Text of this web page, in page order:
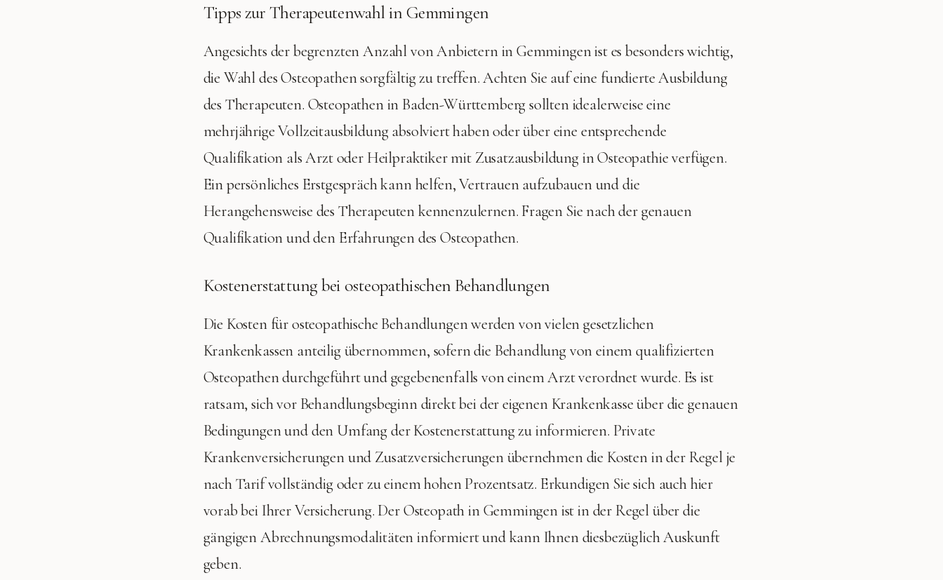
Tipps zur Therapeutenwahl in Gemmingen
Angesichts der begrenzten Anzahl von Anbietern in Gemmingen ist es besonders wichtig,
die Wahl des Osteopathen sorgfältig zu treffen. Achten Sie auf eine fundierte Ausbildung
des Therapeuten. Osteopathen in Baden-Württemberg sollten idealerweise eine
mehrjährige Vollzeitausbildung absolviert haben oder über eine entsprechende
Qualifikation als Arzt oder Heilpraktiker mit Zusatzausbildung in Osteopathie verfügen.
Ein persönliches Erstgespräch kann helfen, Vertrauen aufzubauen und die
Herangehensweise des Therapeuten kennenzulernen. Fragen Sie nach der genauen
Qualifikation und den Erfahrungen des Osteopathen.
Kostenerstattung bei osteopathischen Behandlungen
Die Kosten für osteopathische Behandlungen werden von vielen gesetzlichen
Krankenkassen anteilig übernommen, sofern die Behandlung von einem qualifizierten
Osteopathen durchgeführt und gegebenenfalls von einem Arzt verordnet wurde. Es ist
ratsam, sich vor Behandlungsbeginn direkt bei der eigenen Krankenkasse über die genauen
Bedingungen und den Umfang der Kostenerstattung zu informieren. Private
Krankenversicherungen und Zusatzversicherungen übernehmen die Kosten in der Regel je
nach Tarif vollständig oder zu einem hohen Prozentsatz. Erkundigen Sie sich auch hier
vorab bei Ihrer Versicherung. Der Osteopath in Gemmingen ist in der Regel über die
gängigen Abrechnungsmodalitäten informiert und kann Ihnen diesbezüglich Auskunft
geben.